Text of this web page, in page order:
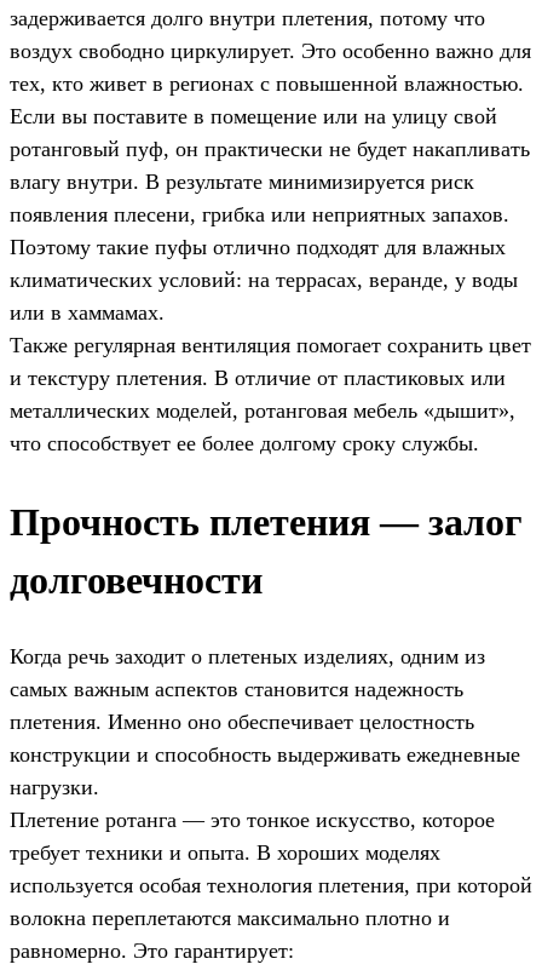
задерживается долго внутри плетения, потому что
воздух свободно циркулирует. Это особенно важно для
тех, кто живет в регионах с повышенной влажностью.
Если вы поставите в помещение или на улицу свой
ротанговый пуф, он практически не будет накапливать
влагу внутри. В результате минимизируется риск
появления плесени, грибка или неприятных запахов.
Поэтому такие пуфы отлично подходят для влажных
климатических условий: на террасах, веранде, у воды
или в хаммамах.
Также регулярная вентиляция помогает сохранить цвет
и текстуру плетения. В отличие от пластиковых или
металлических моделей, ротанговая мебель «дышит»,
что способствует ее более долгому сроку службы.
Прочность плетения — залог
долговечности
Когда речь заходит о плетеных изделиях, одним из
самых важным аспектов становится надежность
плетения. Именно оно обеспечивает целостность
конструкции и способность выдерживать ежедневные
нагрузки.
Плетение ротанга — это тонкое искусство, которое
требует техники и опыта. В хороших моделях
используется особая технология плетения, при которой
волокна переплетаются максимально плотно и
равномерно. Это гарантирует: